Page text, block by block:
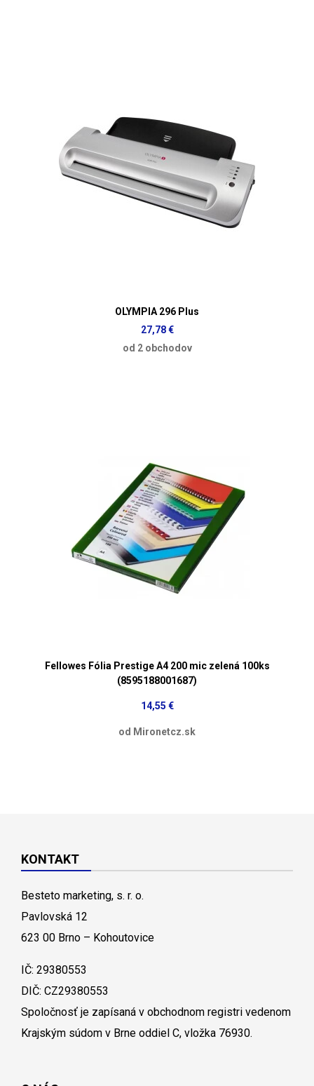
OLYMPIA 296 Plus
27,78 €
od 2 obchodov
Fellowes Fólia Prestige A4 200 mic zelená 100ks
(8595188001687)
14,55 €
od Mironetcz.sk
KONTAKT
Besteto marketing, s. r. o.
Pavlovská 12
623 00 Brno – Kohoutovice
IČ: 29380553
DIČ: CZ29380553
Spoločnosť je zapísaná v obchodnom registri vedenom
Krajským súdom v Brne oddiel C, vložka 76930.